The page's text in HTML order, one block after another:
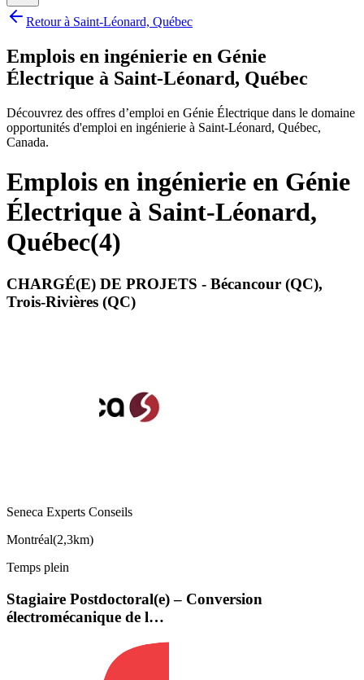
Retour à Saint-Léonard, Québec
Emplois en ingénierie en Génie
Électrique à Saint-Léonard, Québec
Découvrez des offres d’emploi en Génie Électrique dans le domaine
opportunités d'emploi en ingénierie à Saint-Léonard, Québec,
Canada.
Emplois en ingénierie en Génie
Électrique à Saint-Léonard,
Québec(4)
CHARGÉ(E) DE PROJETS - Bécancour (QC),
Trois-Rivières (QC)
Seneca Experts Conseils
Montréal(2,3km)
Temps plein
Stagiaire Postdoctoral(e) – Conversion
électromécanique de l…